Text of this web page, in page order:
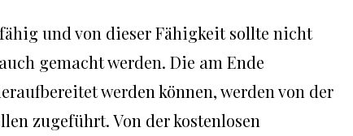
und von dieser Fähigkeit sollte nicht
gemacht werden. Die am Ende
werden können, werden von der
zugeführt. Von der kostenlosen